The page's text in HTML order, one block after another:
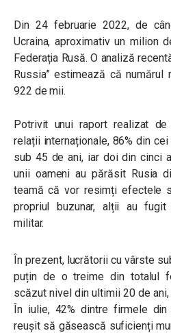
Din 24 februarie 2022, de
Ucraina, aproximativ un milion
Federația Rusă. O analiză
Russia” estimează că
922 de mii.
Potrivit unui raport realizat
relații internaționale, 86% din
sub 45 de ani, iar doi din cinci
unii oameni au părăsit Rusia
teamă că vor resimți efectele
propriul buzunar, alții au
militar.
În prezent, lucrătorii cu vârste
puțin de o treime din totalul
scăzut nivel din ultimii 20 de
În iulie, 42% dintre firmele
reușit să găsească suficienți